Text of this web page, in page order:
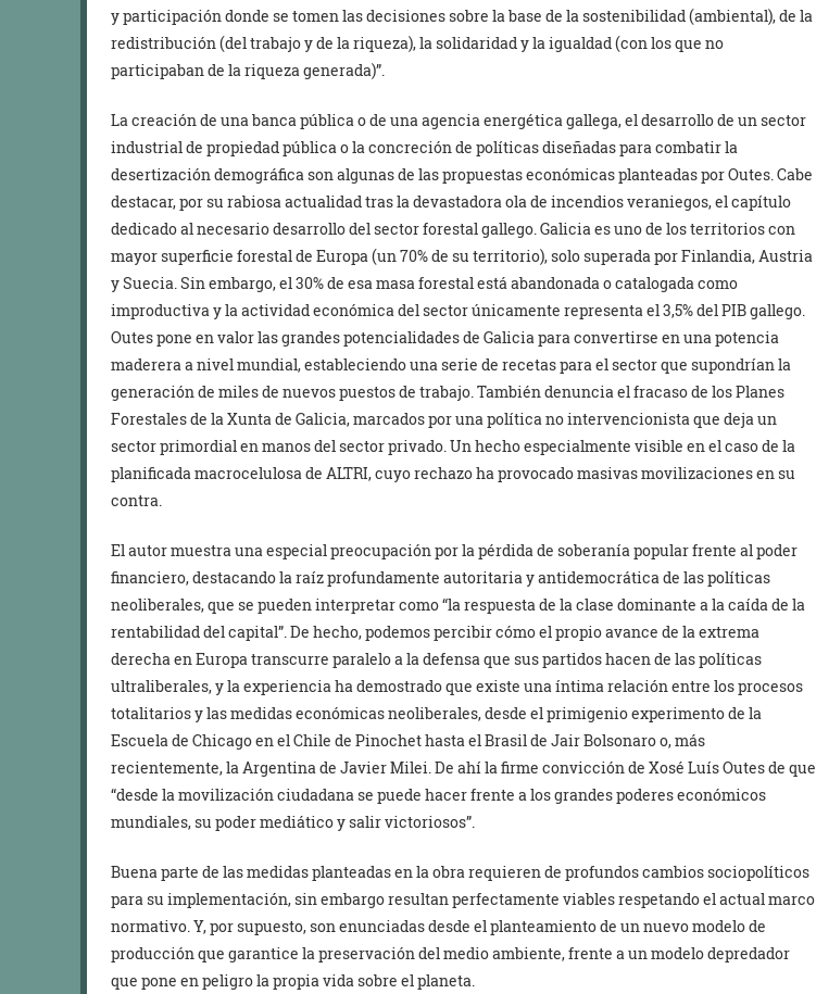
y participación donde se tomen las decisiones sobre la base de la sostenibilidad (ambiental), de la
redistribución (del trabajo y de la riqueza), la solidaridad y la igualdad (con los que no
participaban de la riqueza generada)”.
La creación de una banca pública o de una agencia energética gallega, el desarrollo de un sector
industrial de propiedad pública o la concreción de políticas diseñadas para combatir la
desertización demográfica son algunas de las propuestas económicas planteadas por Outes. Cabe
destacar, por su rabiosa actualidad tras la devastadora ola de incendios veraniegos, el capítulo
dedicado al necesario desarrollo del sector forestal gallego. Galicia es uno de los territorios con
mayor superficie forestal de Europa (un 70% de su territorio), solo superada por Finlandia, Austria
y Suecia. Sin embargo, el 30% de esa masa forestal está abandonada o catalogada como
improductiva y la actividad económica del sector únicamente representa el 3,5% del PIB gallego.
Outes pone en valor las grandes potencialidades de Galicia para convertirse en una potencia
maderera a nivel mundial, estableciendo una serie de recetas para el sector que supondrían la
generación de miles de nuevos puestos de trabajo. También denuncia el fracaso de los Planes
Forestales de la Xunta de Galicia, marcados por una política no intervencionista que deja un
sector primordial en manos del sector privado. Un hecho especialmente visible en el caso de la
planificada macrocelulosa de ALTRI, cuyo rechazo ha provocado masivas movilizaciones en su
contra.
El autor muestra una especial preocupación por la pérdida de soberanía popular frente al poder
financiero, destacando la raíz profundamente autoritaria y antidemocrática de las políticas
neoliberales, que se pueden interpretar como “la respuesta de la clase dominante a la caída de la
rentabilidad del capital”. De hecho, podemos percibir cómo el propio avance de la extrema
derecha en Europa transcurre paralelo a la defensa que sus partidos hacen de las políticas
ultraliberales, y la experiencia ha demostrado que existe una íntima relación entre los procesos
totalitarios y las medidas económicas neoliberales, desde el primigenio experimento de la
Escuela de Chicago en el Chile de Pinochet hasta el Brasil de Jair Bolsonaro o, más
recientemente, la Argentina de Javier Milei. De ahí la firme convicción de Xosé Luís Outes de que
“desde la movilización ciudadana se puede hacer frente a los grandes poderes económicos
mundiales, su poder mediático y salir victoriosos”.
Buena parte de las medidas planteadas en la obra requieren de profundos cambios sociopolíticos
para su implementación, sin embargo resultan perfectamente viables respetando el actual marco
normativo. Y, por supuesto, son enunciadas desde el planteamiento de un nuevo modelo de
producción que garantice la preservación del medio ambiente, frente a un modelo depredador
que pone en peligro la propia vida sobre el planeta.